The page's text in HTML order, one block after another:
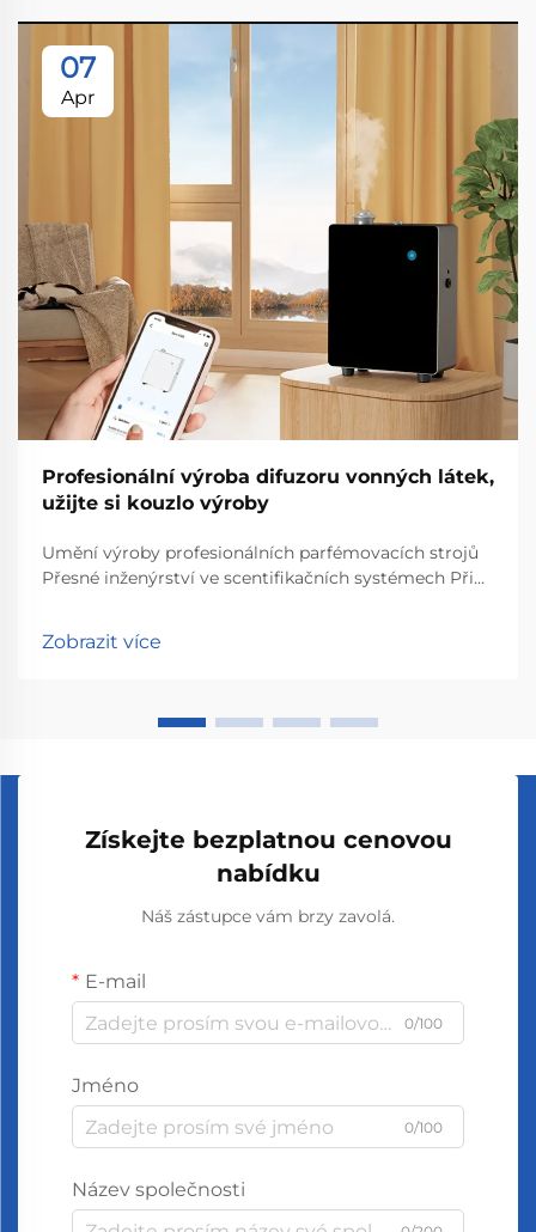
07
Apr
Profesionální výroba difuzoru vonných látek,
užijte si kouzlo výroby
Umění výroby profesionálních parfémovacích strojů
Přesné inženýrství ve scentifikačních systémech Při
šíření pachů a...
Zobrazit více
Získejte bezplatnou cenovou
nabídku
Náš zástupce vám brzy zavolá.
E-mail
0/100
Jméno
0/100
Název společnosti